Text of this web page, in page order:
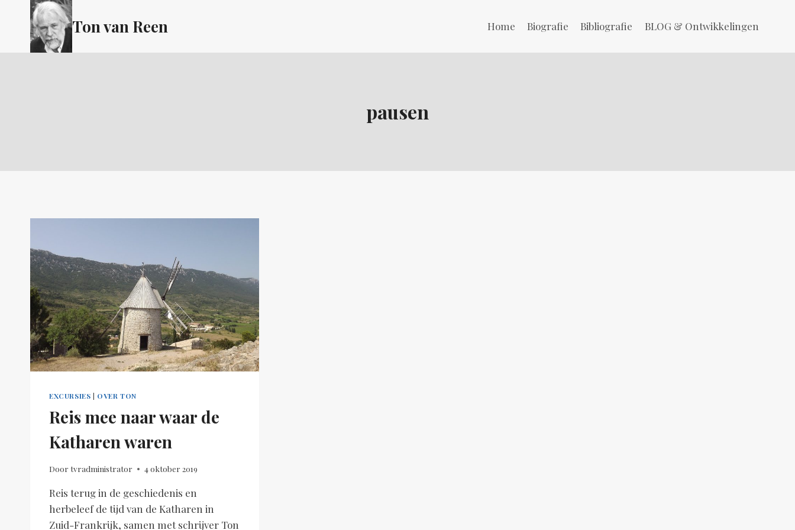
Doorgaan
inhoud
Ton van Reen Home Biografie Bibliografie BLOG & Ontwikkelingen
pausen
EXCURSIES | OVER TON
Reis mee naar waar de
Katharen waren
Door tvradministrator 4 oktober 2019
Reis terug in de geschiedenis en
herbeleef de tijd van de Katharen in
Zuid-Frankrijk, samen met schrijver Ton